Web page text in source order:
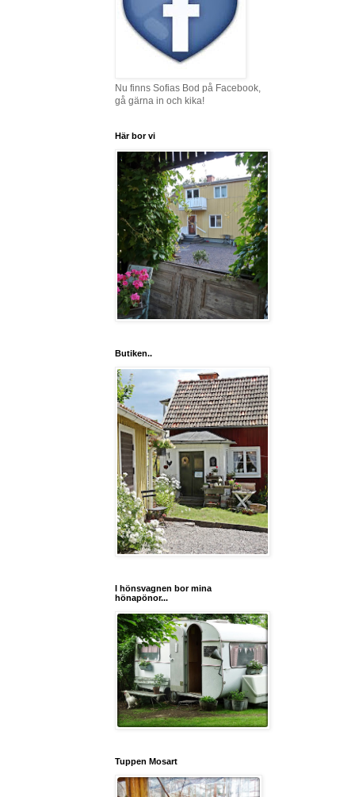
Nu finns Sofias Bod på Facebook,
gå gärna in och kika!
Här bor vi
Butiken..
I hönsvagnen bor mina
hönapönor...
Tuppen Mosart